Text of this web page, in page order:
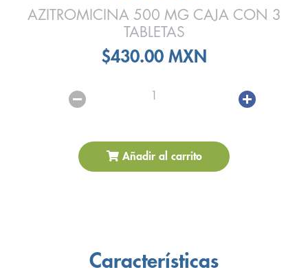
AZITROMICINA 500 MG CAJA CON 3
TABLETAS
$430.00 MXN
1
Añadir al carrito
Características